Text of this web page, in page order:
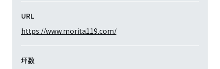
URL
https://www.morita119.com/
坪数